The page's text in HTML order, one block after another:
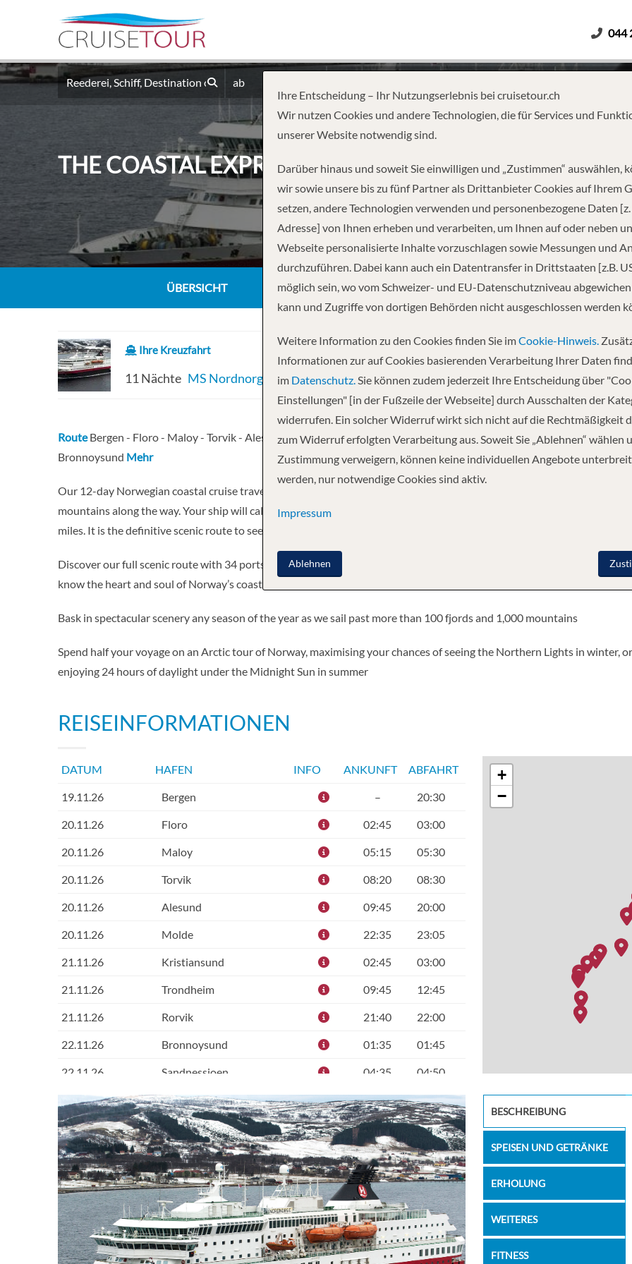
044
ab
THE COASTAL EXPRESS: BERGEN – KIRKENES –
ÜBERSICHT REISEINFORMATIONEN
Ihre Kreuzfahrt
11 Nächte MS Nordnorge 19.11.2026
RouteBergen - Floro - Maloy - Torvik - Alesund - Molde - Kristiansund - Trondheim - Rorvik -
Bronnoysund Mehr
Our 12-day Norwegian coastal cruise travels northbound and then southbound, taking in Norway’s many fjords and
mountains along the way. Your ship will call at 34 ports of all sizes and cross the Arctic Circle twice over 2,500 nautical
miles. It is the definitive scenic route to see the Norwegian coast.
Discover our full scenic route with 34 ports visited twice, northbound and southbound, allowing you to really get to
know the heart and soul of Norway’s coastline
Bask in spectacular scenery any season of the year as we sail past more than 100 fjords and 1,000 mountains
Spend half your voyage on an Arctic tour of Norway, maximising your chances of seeing the Northern Lights in winter, or
enjoying 24 hours of daylight under the Midnight Sun in summer
REISEINFORMATIONEN
DATUM HAFEN INFO ANKUNFT ABFAHRT
19.11.26 Bergen – 20:30
20.11.26 Floro 02:45 03:00
20.11.26 Maloy 05:15 05:30
20.11.26 Torvik 08:20 08:30
20.11.26 Alesund 09:45 20:00
20.11.26 Molde 22:35 23:05
21.11.26 Kristiansund 02:45 03:00
21.11.26 Trondheim 09:45 12:45
21.11.26 Rorvik 21:40 22:00
22.11.26 Bronnoysund 01:35 01:45
22.11.26 Sandnessjoen 04:35 04:50
22.11.26 Nesna 06:00 06:10
22.11.26 Ornes 10:00 10:10
22.11.26 Bodo 13:05 15:20
22.11.26 Stamsund 19:15 19:40
22.11.26 Svolvaer 21:20 22:15
23.11.26 Stokmarknes 01:30 01:40
+
−
MS
BESCHREIBUNG
SPEISEN UND GETRÄNKE
ERHOLUNG
WEITERES
FITNESS
Ihre Entscheidung – Ihr Nutzungserlebnis bei cruisetour.ch
Wir nutzen Cookies und andere Technologien, die für Services und
unserer Website notwendig sind.
Darüber hinaus und soweit Sie einwilligen und „Zustimmen“ auswählen,
wir sowie unsere bis zu fünf Partner als Drittanbieter Cookies auf Ihrem
setzen, andere Technologien verwenden und personenbezogene Daten [z.
Adresse] von Ihnen erheben und verarbeiten, um Ihnen auf oder neben
Webseite personalisierte Inhalte vorzuschlagen sowie Messungen und
durchzuführen. Dabei kann auch ein Datentransfer in Drittstaaten [z.B.
möglich sein, wo vom Schweizer- und EU-Datenschutzniveau
kann und Zugriffe von dortigen Behörden nicht ausgeschlossen werden
Weitere Information zu den Cookies finden Sie imCookie-Hinweis.
Informationen zur auf Cookies basierenden Verarbeitung Ihrer Daten
im Datenschutz.Sie können zudem jederzeit Ihre Entscheidung über
Einstellungen" [in der Fußzeile der Webseite] durch Ausschalten der
widerrufen. Ein solcher Widerruf wirkt sich nicht auf die Rechtmäßigkeit
zum Widerruf erfolgten Verarbeitung aus. Soweit Sie „Ablehnen“ wählen
Zustimmung verweigern, können keine individuellen Angebote
werden, nur notwendige Cookies sind aktiv.
Impressum
Ablehnen